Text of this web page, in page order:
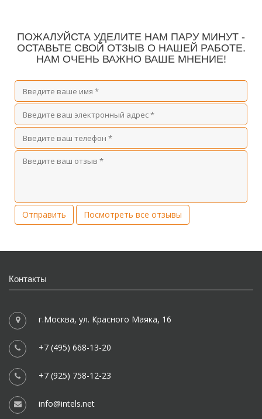
ПОЖАЛУЙСТА УДЕЛИТЕ НАМ ПАРУ МИНУТ -
ОСТАВЬТЕ СВОЙ ОТЗЫВ О НАШЕЙ РАБОТЕ.
НАМ ОЧЕНЬ ВАЖНО ВАШЕ МНЕНИЕ!
Посмотреть все отзывы
Контакты
г.Москва, ул. Красного Маяка, 16
+7 (495) 668-13-20
+7 (925) 758-12-23
info@intels.net